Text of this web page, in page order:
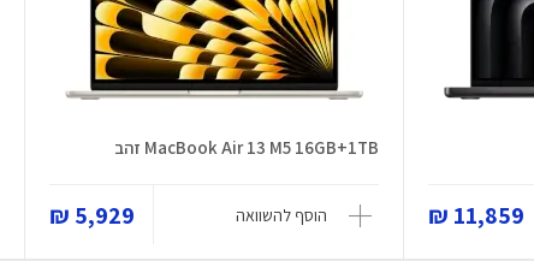
11,859 ₪
MacBook Air 13 M5 16GB+1TB זהב
הוסף להשוואה 5,929 ₪